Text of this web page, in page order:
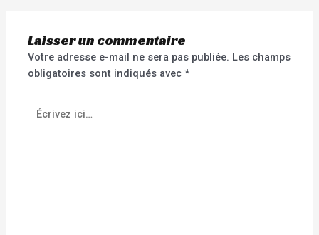
Laisser un commentaire
Votre adresse e-mail ne sera pas publiée. Les champs
obligatoires sont indiqués avec*
Écrivez
ici…